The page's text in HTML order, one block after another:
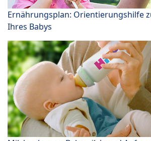
Ernährungsplan: Orientierungshilfe
Ihres Babys